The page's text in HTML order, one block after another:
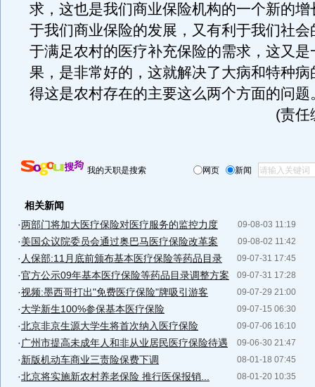
求，这也是我们商业保险机构的一个新的增
于我们商业保险的发展，又有利于我们社会
于满足农村的医疗补充保险的需求，这又是
果，是非常好的，这就解决了大病和特种病
得这是农村存在的主要这么两个方面的问题
(责任
我的天职是搜索 网页 新闻
相关新闻
09-08-03 11:19
·两部门将加大医疗保险对医疗服务的监控力度
09-08-02 11:42
·美国众议院委员会通过奥巴马医疗保险改革案
09-07-31 17:45
· 人保部:11月底前颁布基本医疗保险等药品目录
09-07-31 17:28
·官方公示09年基本医疗保险等药品目录调整方案
09-07-29 21:00
·视频:墨西哥打出"免费医疗保险"牌吸引游客
09-07-15 06:30
·大学新生100%参保基本医疗保险
09-07-06 16:10
·北京非京生源大学生将首次纳入医疗保险
09-06-30 21:47
· 广州市提高未成年人和非从业居民医疗保险待遇
08-01-18 07:45
·新版机动车商业三责险保费下调
08-01-20 10:35
·北京将实施新农村养老保险 推行医保报销...